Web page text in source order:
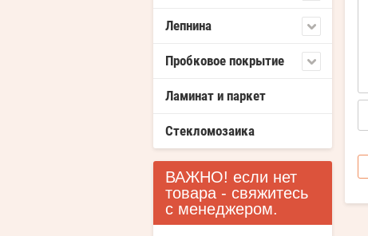
Лепнина
Пробковое покрытие
Ламинат и паркет
Стекломозаика
ВАЖНО! если нет
товара - свяжитесь
с менеджером.